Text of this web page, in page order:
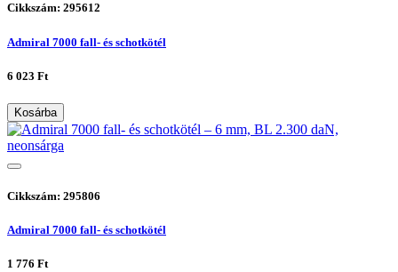
Cikkszám: 295612
Admiral 7000 fall- és schotkötél
6 023 Ft
Kosárba
Cikkszám: 295806
Admiral 7000 fall- és schotkötél
1 776 Ft